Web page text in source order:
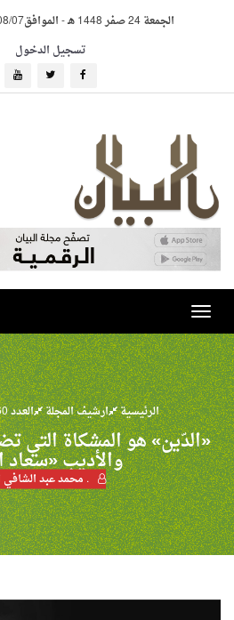
الجمعة 24 صفر 1448 هـ -الموافق2026/08/07م
تسجيل الدخول
Toggle
navigation
الرئيسية ارشيف المجلة العدد 460
«الدّين» هو المشكاة التي
والأديب «سعاد
. محمد عبد